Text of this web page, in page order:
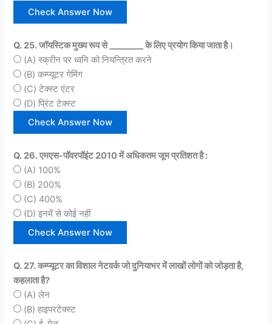
Q. 25. जॉयस्टिक मुख्य रूप से ________ के लिए प्रयोग किया जाता है।
(A) स्क्रीन पर ध्वनि को नियन्त्रित करने
(B) कम्प्यूटर गेमिंग
(C) टेक्स्ट एंटर
(D) प्रिंट टेक्स्ट
Q. 26. एमएस-पॉवरपॉइंट 2010 में अधिकतम जूम प्रतिशत है :
(A) 100%
(B) 200%
(C) 400%
(D) इनमें से कोई नहीं
Q. 27. कम्प्यूटर का विशाल नेटवर्क जो दुनियाभर में लाखों लोगों को जोड़ता है,
कहलाता है?
(A) लेन
(B) हाइपरटेक्स्ट